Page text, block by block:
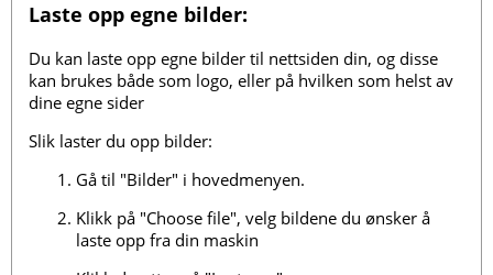
Laste opp egne bilder:
Du kan laste opp egne bilder til nettsiden din, og disse
kan brukes både som logo, eller på hvilken som helst av
dine egne sider
Slik laster du opp bilder:
Gå til "Bilder" i hovedmenyen.
Klikk på "Choose file", velg bildene du ønsker å
laste opp fra din maskin